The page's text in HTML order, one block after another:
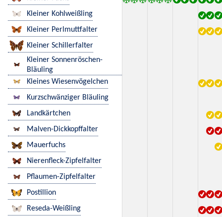
Kleiner Kohlweißling
Kleiner Perlmuttfalter
Kleiner Schillerfalter
Kleiner Sonnenröschen-
Bläuling
Kleines Wiesenvögelchen
Kurzschwänziger Bläuling
Landkärtchen
Malven-Dickkopffalter
Mauerfuchs
Nierenfleck-Zipfelfalter
Pflaumen-Zipfelfalter
Postillion
Reseda-Weißling